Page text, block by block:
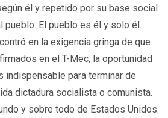
él y repetido por su base social
pueblo. El pueblo es él y solo él.
en la exigencia gringa de que
en el T-Mec, la oportunidad
indispensable para terminar de
dictadura socialista o comunista.
y sobre todo de Estados Unidos.